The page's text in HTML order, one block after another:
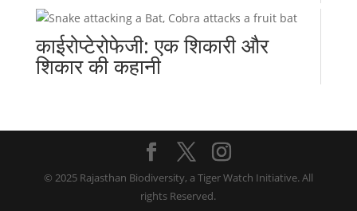
काईरोप्टेरोफेजी: एक शिकारी और
शिकार की कहानी
© 2025 Rajasthan Biodiversity, a Tiger Watch Initiative. All
rights Reserved.